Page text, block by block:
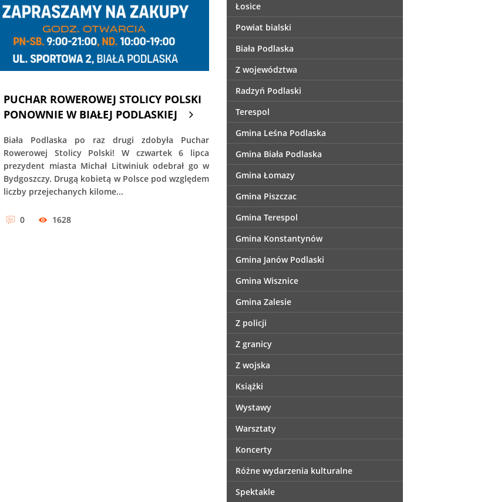
PUCHAR ROWEROWEJ STOLICY POLSKI
PONOWNIE W BIAŁEJ PODLASKIEJ
Biała Podlaska po raz drugi zdobyła Puchar
Rowerowej Stolicy Polski! W czwartek 6 lipca
prezydent miasta Michał Litwiniuk odebrał go w
Bydgoszczy. Drugą kobietą w Polsce pod względem
liczby przejechanych kilome...
0 1628
Łosice
Powiat bialski
Biała Podlaska
Z województwa
Radzyń Podlaski
Terespol
Gmina Leśna Podlaska
Gmina Biała Podlaska
Gmina Łomazy
Gmina Piszczac
Gmina Terespol
Gmina Konstantynów
Gmina Janów Podlaski
Gmina Wisznice
Gmina Zalesie
Z policji
Z granicy
Z wojska
Książki
Wystawy
Warsztaty
Koncerty
Różne wydarzenia kulturalne
Spektakle